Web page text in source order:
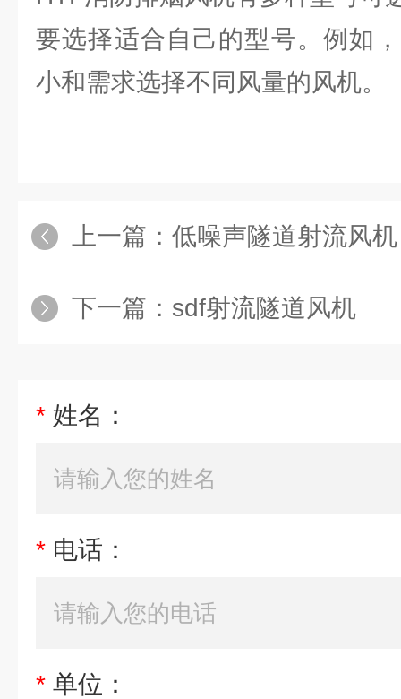
要选择适合自己的型号。例如
小和需求选择不同风量的风机。
上一篇： 低噪声隧道射流风机
下一篇： sdf射流隧道风机
* 姓名：
* 电话：
* 单位：